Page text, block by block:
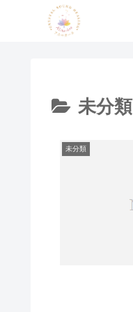
未分類
未分類